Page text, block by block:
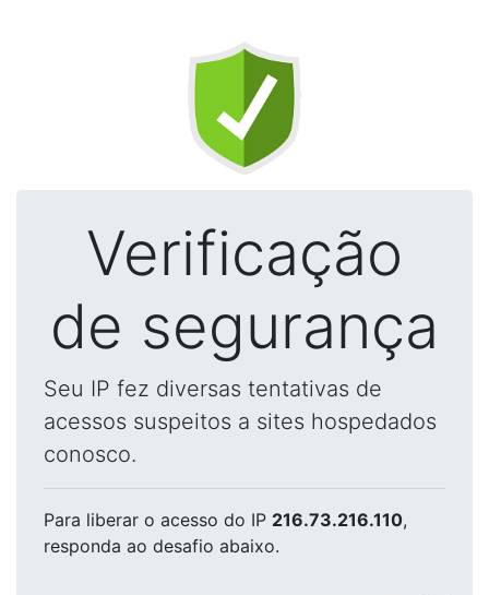
Verificação
de segurança
Seu IP fez diversas tentativas de
acessos suspeitos a sites hospedados
conosco.
Para liberar o acesso do IP 216.73.216.110,
responda ao desafio abaixo.